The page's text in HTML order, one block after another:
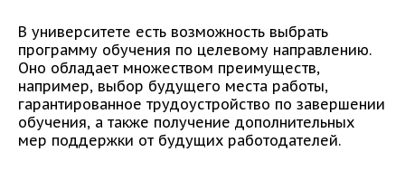
В университете есть возможность выбрать
программу обучения по целевому направлению.
Оно обладает множеством преимуществ,
например, выбор будущего места работы,
гарантированное трудоустройство по завершении
обучения, а также получение дополнительных
мер поддержки от будущих работодателей.